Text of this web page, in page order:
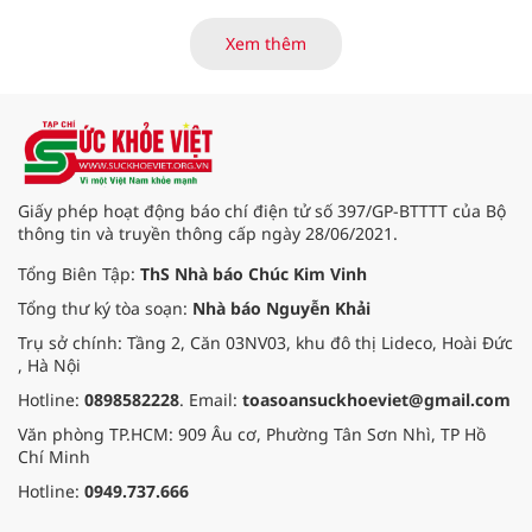
vóc của tác giả và triết lý mà cả
Xem thêm
Giấy phép hoạt động báo chí điện tử số 397/GP-BTTTT của Bộ
thông tin và truyền thông cấp ngày 28/06/2021.
Tổng Biên Tập: ThS Nhà báo Chúc Kim Vinh
Tổng thư ký tòa soạn: Nhà báo Nguyễn Khải
Trụ sở chính: Tầng 2, Căn 03NV03, khu đô thị Lideco, Hoài Đức
, Hà Nội
Hotline: 0898582228. Email: toasoansuckhoeviet@gmail.com
Văn phòng TP.HCM: 909 Âu cơ, Phường Tân Sơn Nhì, TP Hồ
Chí Minh
Hotline: 0949.737.666